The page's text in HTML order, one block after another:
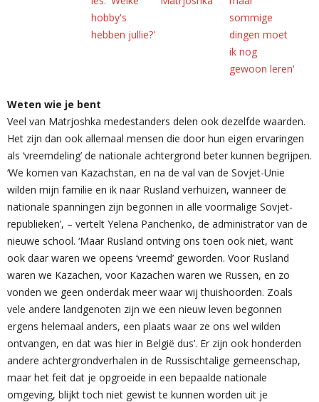
Weten wie je bent
Veel van Matrjoshka medestanders delen ook dezelfde waarden.
Het zijn dan ook allemaal mensen die door hun eigen ervaringen
als ‘vreemdeling’ de nationale achtergrond beter kunnen begrijpen.
‘We komen van Kazachstan, en na de val van de Sovjet-Unie
wilden mijn familie en ik naar Rusland verhuizen, wanneer de
nationale spanningen zijn begonnen in alle voormalige Sovjet-
republieken’, – vertelt Yelena Panchenko, de administrator van de
nieuwe school. ‘Maar Rusland ontving ons toen ook niet, want
ook daar waren we opeens ‘vreemd’ geworden. Voor Rusland
waren we Kazachen, voor Kazachen waren we Russen, en zo
vonden we geen onderdak meer waar wij thuishoorden. Zoals
vele andere landgenoten zijn we een nieuw leven begonnen
ergens helemaal anders, een plaats waar ze ons wel wilden
ontvangen, en dat was hier in België dus’. Er zijn ook honderden
andere achtergrondverhalen in de Russischtalige gemeenschap,
maar het feit dat je opgroeide in een bepaalde nationale
omgeving, blijkt toch niet gewist te kunnen worden uit je